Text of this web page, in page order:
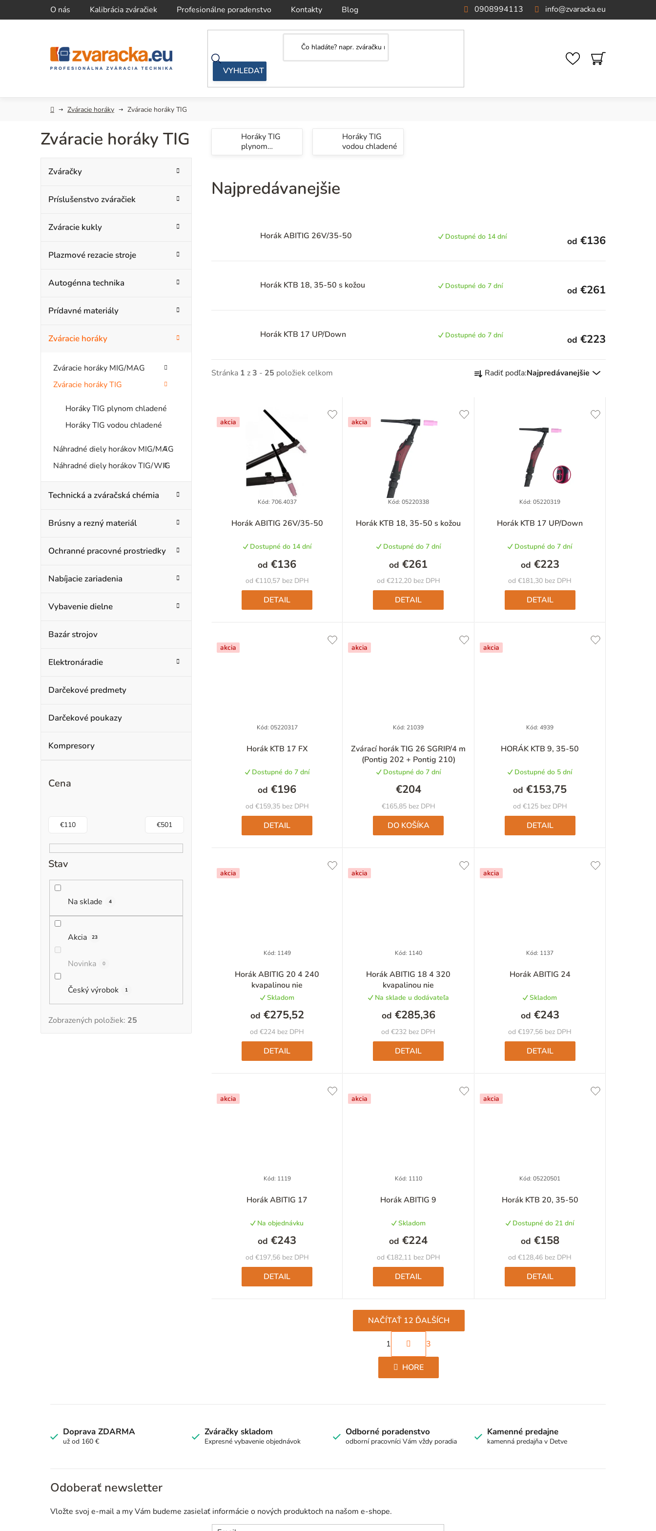
O nás Kalibrácia zváračiek Profesionálne poradenstvo Kontakty Blog info@zvaracka.eu
0908994113
NÁKUPNÝ
KOŠÍK
DomovZváracie horáky Zváracie horáky TIG
Zváracie horáky TIG
B
n
p
a
n
kategórie
Zváračky
Príslušenstvo zváračiek
Zváracie kukly
Plazmové rezacie stroje
Autogénna technika
Prídavné materiály
Zváracie horáky
Zváracie horáky MIG/MAG
Zváracie horáky TIG
Horáky TIG plynom chladené
Horáky TIG vodou chladené
Náhradné diely horákov MIG/MAG
Náhradné diely horákov TIG/WIG
Technická a zváračská chémia
Brúsny a rezný materiál
Ochranné pracovné prostriedky
Nabíjacie zariadenia
Vybavenie dielne
Bazár strojov
Elektronáradie
Darčekové predmety
Darčekové poukazy
Kompresory
Cena
€110 €501
Stav
Na sklade 4
Akcia 23
Novinka 0
Český výrobok 1
Zobrazených položiek: 25
Horáky TIG
plynom
chladené
Horáky TIG
vodou chladené
Najpredávanejšie
Horák ABITIG 26V/35-50 Dostupné do 14 dní od €136
Horák KTB 18, 35-50 s kožou Dostupné do 7 dní od €261
Horák KTB 17 UP/Down Dostupné do 7 dní od €223
Stránka 1 z3 - 25 položiek celkom
R
t
o
Radiť podľa:Najpredávanejšie
ý
t
o
v
akcia
Horák ABITIG 26V/35-50
Dostupné do 14 dní
od €110,57 bez DPH
od €136
DETAIL
Kód: 706.4037
akcia
Horák KTB 18, 35-50 s kožou
Dostupné do 7 dní
od €212,20 bez DPH
od €261
DETAIL
Kód: 05220338
Horák KTB 17 UP/Down
Dostupné do 7 dní
od €181,30 bez DPH
od €223
DETAIL
Kód:05220319
akcia
Horák KTB 17 FX
Dostupné do 7 dní
od €159,35 bez DPH
od €196
DETAIL
Kód: 05220317
akcia
Zvárací horák TIG 26 SGRIP/4 m
(Pontig 202 + Pontig 210)
Dostupné do 7 dní
€165,85 bez DPH
€204
DO KOŠÍKA
Kód: 21039
akcia
HORÁK KTB 9, 35-50
Dostupné do 5 dní
od €125 bez DPH
od €153,75
DETAIL
Kód:4939
akcia
Horák ABITIG 20 4 240
kvapalinou nie
Skladom
od €224 bez DPH
od €275,52
DETAIL
Kód: 1149
akcia
Horák ABITIG 18 4 320
kvapalinou nie
Na sklade u dodávateľa
od €232 bez DPH
od €285,36
DETAIL
Kód: 1140
akcia
Horák ABITIG 24
Skladom
od €197,56 bez DPH
od €243
DETAIL
Kód: 1137
akcia
Horák ABITIG 17
Na objednávku
od €197,56 bez DPH
od €243
DETAIL
Kód: 1119
akcia
Horák ABITIG 9
Skladom
od €182,11 bez DPH
od €224
DETAIL
Kód: 1110
akcia
Horák KTB 20, 35-50
Dostupné do 21 dní
od €128,46 bez DPH
od €158
DETAIL
Kód:05220501
O
v
l
d
c
i
p
y
NAČÍTAŤ 12 ĎALŠÍCH
S
t
r
á
o
a
n
e
1 3
HORE
Doprava ZDARMA
už od 160 €
Zváračky skladom
Expresné vybavenie objednávok
Odborné poradenstvo
odborní pracovníci Vám vždy poradia
Kamenné predajne
kamenná predajňa v Detve
Odoberať newsletter
Vložte svoj e-mail a my Vám budeme zasielať informácie o nových produktoch na našom e-shope.